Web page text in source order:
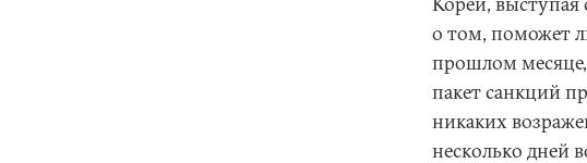
о том, поможет
прошлом
пакет санкций
никаких
несколько дней